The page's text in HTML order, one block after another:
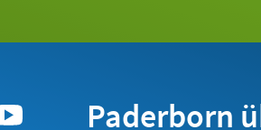
Paderborn